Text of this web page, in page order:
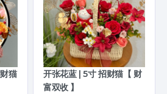
猫
开张花蓝 | 5寸 招财猫【 财
富双收 】